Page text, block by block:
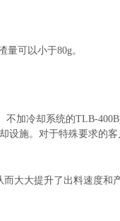
可以小于80g。
加冷却系统的TLB-
施。对于特殊要求的
大大提升了出料速度